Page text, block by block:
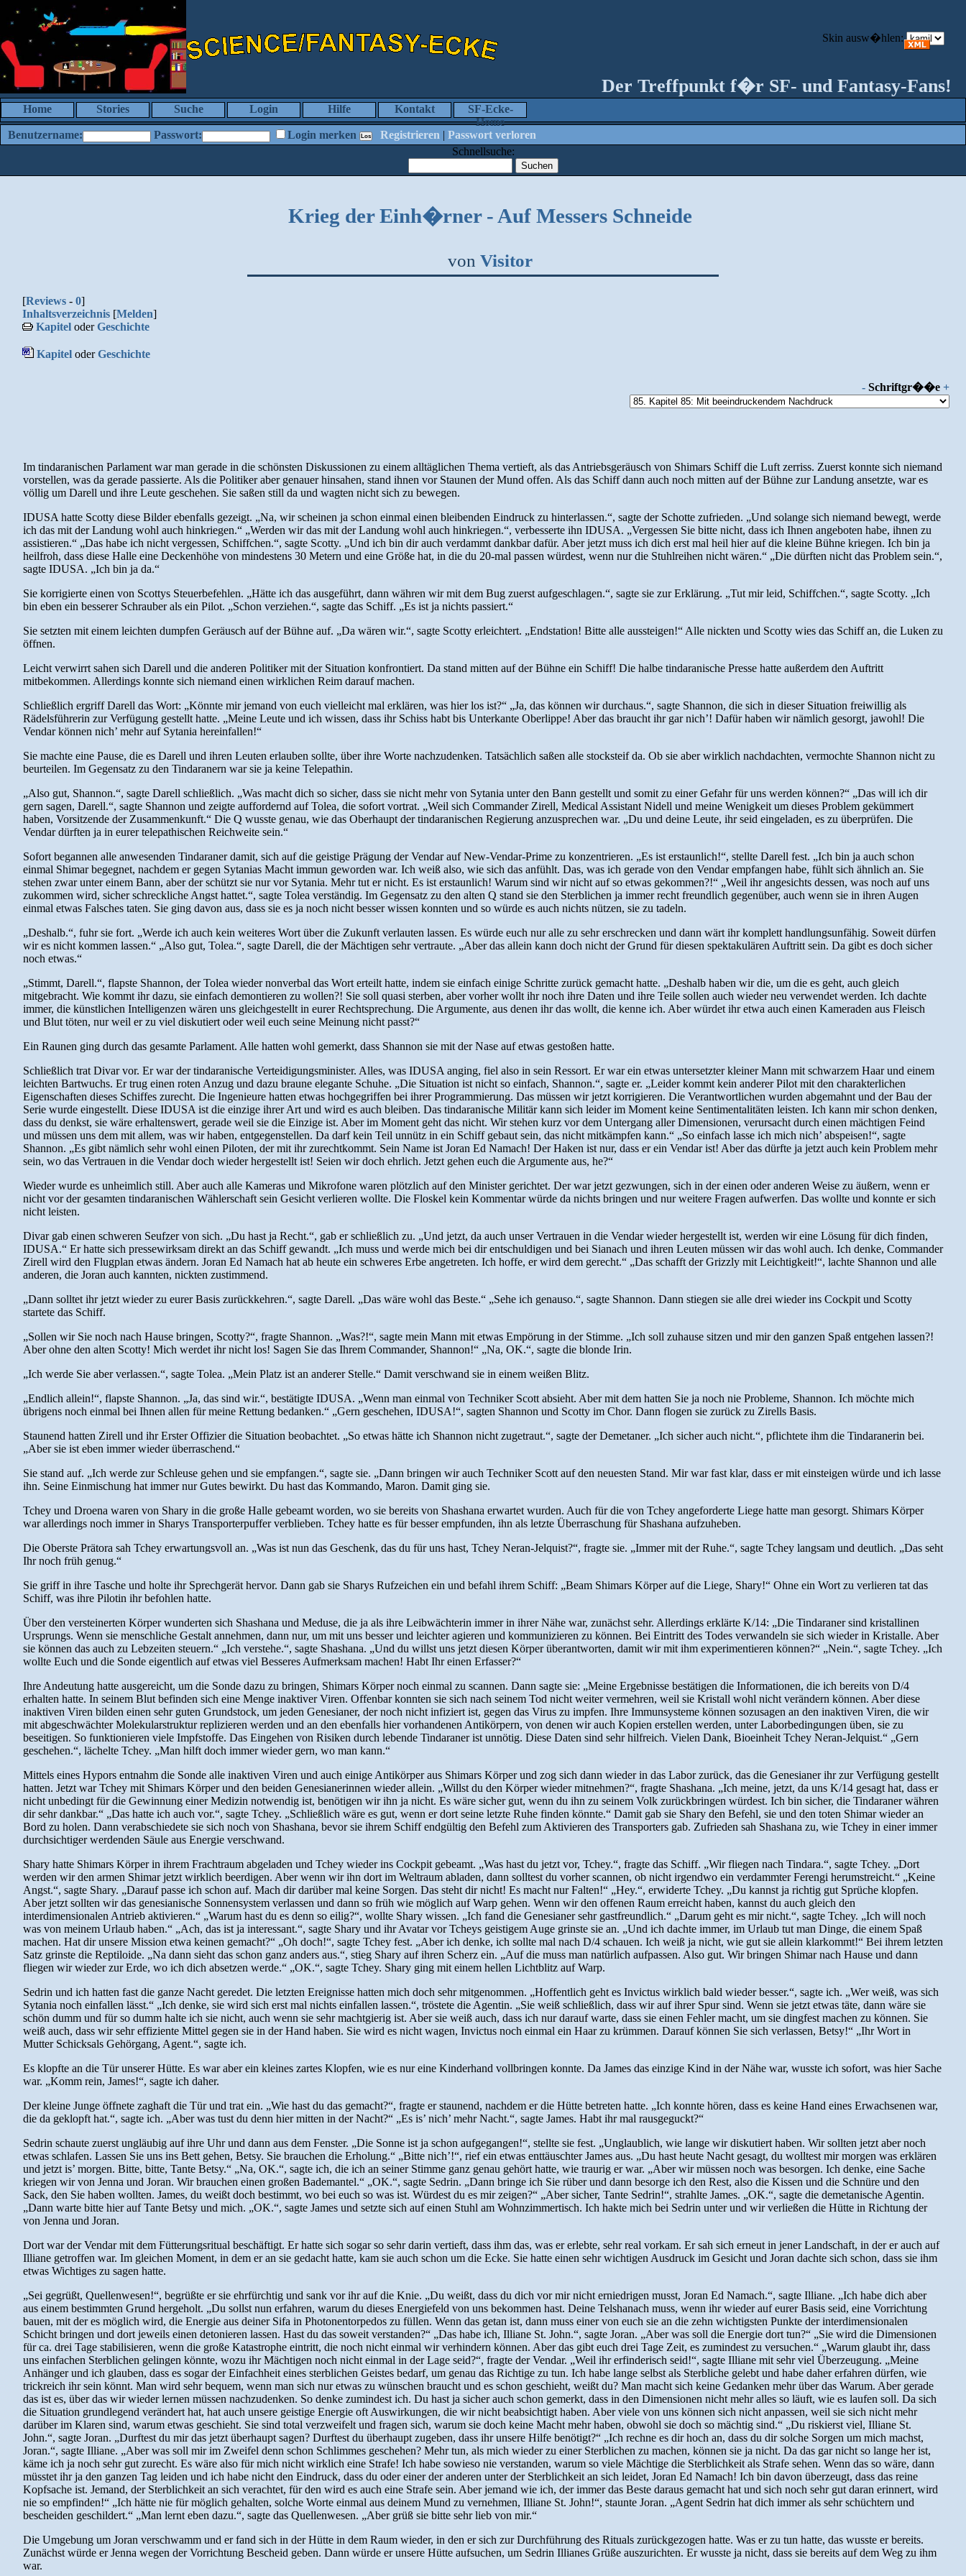
Der Treffpunkt f�r SF- und Fantasy-Fans!
Skin ausw�hlen:
Home Stories Suche Login Hilfe Kontakt
SF-Ecke-
Home
Benutzername:
Passwort: Login merken Registrieren |Passwort verloren
Schnellsuche:
Krieg der Einh�rner - Auf Messers Schneide
von Visitor
[Reviews - 0]
Inhaltsverzeichnis [Melden]
Kapitel oderGeschichte
Kapitel oderGeschichte
- Schriftgr��e +
Im tindaranischen Parlament war man gerade in die schönsten Diskussionen zu einem alltäglichen Thema vertieft, als das Antriebsgeräusch von Shimars Schiff die Luft zerriss. Zuerst konnte sich niemand
vorstellen, was da gerade passierte. Als die Politiker aber genauer hinsahen, stand ihnen vor Staunen der Mund offen. Als das Schiff dann auch noch mitten auf der Bühne zur Landung ansetzte, war es
völlig um Darell und ihre Leute geschehen. Sie saßen still da und wagten nicht sich zu bewegen.
IDUSA hatte Scotty diese Bilder ebenfalls gezeigt. „Na, wir scheinen ja schon einmal einen bleibenden Eindruck zu hinterlassen.“, sagte der Schotte zufrieden. „Und solange sich niemand bewegt, werde
ich das mit der Landung wohl auch hinkriegen.“ „Werden wir das mit der Landung wohl auch hinkriegen.“, verbesserte ihn IDUSA. „Vergessen Sie bitte nicht, dass ich Ihnen angeboten habe, ihnen zu
assistieren.“ „Das habe ich nicht vergessen, Schiffchen.“, sagte Scotty. „Und ich bin dir auch verdammt dankbar dafür. Aber jetzt muss ich dich erst mal heil hier auf die kleine Bühne kriegen. Ich bin ja
heilfroh, dass diese Halle eine Deckenhöhe von mindestens 30 Metern und eine Größe hat, in die du 20-mal passen würdest, wenn nur die Stuhlreihen nicht wären.“ „Die dürften nicht das Problem sein.“,
sagte IDUSA. „Ich bin ja da.“
Sie korrigierte einen von Scottys Steuerbefehlen. „Hätte ich das ausgeführt, dann währen wir mit dem Bug zuerst aufgeschlagen.“, sagte sie zur Erklärung. „Tut mir leid, Schiffchen.“, sagte Scotty. „Ich
bin eben ein besserer Schrauber als ein Pilot. „Schon verziehen.“, sagte das Schiff. „Es ist ja nichts passiert.“
Sie setzten mit einem leichten dumpfen Geräusch auf der Bühne auf. „Da wären wir.“, sagte Scotty erleichtert. „Endstation! Bitte alle aussteigen!“ Alle nickten und Scotty wies das Schiff an, die Luken zu
öffnen.
Leicht verwirrt sahen sich Darell und die anderen Politiker mit der Situation konfrontiert. Da stand mitten auf der Bühne ein Schiff! Die halbe tindaranische Presse hatte außerdem den Auftritt
mitbekommen. Allerdings konnte sich niemand einen wirklichen Reim darauf machen.
Schließlich ergriff Darell das Wort: „Könnte mir jemand von euch vielleicht mal erklären, was hier los ist?“ „Ja, das können wir durchaus.“, sagte Shannon, die sich in dieser Situation freiwillig als
Rädelsführerin zur Verfügung gestellt hatte. „Meine Leute und ich wissen, dass ihr Schiss habt bis Unterkante Oberlippe! Aber das braucht ihr gar nich’! Dafür haben wir nämlich gesorgt, jawohl! Die
Vendar können nich’ mehr auf Sytania hereinfallen!“
Sie machte eine Pause, die es Darell und ihren Leuten erlauben sollte, über ihre Worte nachzudenken. Tatsächlich saßen alle stocksteif da. Ob sie aber wirklich nachdachten, vermochte Shannon nicht zu
beurteilen. Im Gegensatz zu den Tindaranern war sie ja keine Telepathin.
„Also gut, Shannon.“, sagte Darell schließlich. „Was macht dich so sicher, dass sie nicht mehr von Sytania unter den Bann gestellt und somit zu einer Gefahr für uns werden können?“ „Das will ich dir
gern sagen, Darell.“, sagte Shannon und zeigte auffordernd auf Tolea, die sofort vortrat. „Weil sich Commander Zirell, Medical Assistant Nidell und meine Wenigkeit um dieses Problem gekümmert
haben, Vorsitzende der Zusammenkunft.“ Die Q wusste genau, wie das Oberhaupt der tindaranischen Regierung anzusprechen war. „Du und deine Leute, ihr seid eingeladen, es zu überprüfen. Die
Vendar dürften ja in eurer telepathischen Reichweite sein.“
Sofort begannen alle anwesenden Tindaraner damit, sich auf die geistige Prägung der Vendar auf New-Vendar-Prime zu konzentrieren. „Es ist erstaunlich!“, stellte Darell fest. „Ich bin ja auch schon
einmal Shimar begegnet, nachdem er gegen Sytanias Macht immun geworden war. Ich weiß also, wie sich das anfühlt. Das, was ich gerade von den Vendar empfangen habe, fühlt sich ähnlich an. Sie
stehen zwar unter einem Bann, aber der schützt sie nur vor Sytania. Mehr tut er nicht. Es ist erstaunlich! Warum sind wir nicht auf so etwas gekommen?!“ „Weil ihr angesichts dessen, was noch auf uns
zukommen wird, sicher schreckliche Angst hattet.“, sagte Tolea verständig. Im Gegensatz zu den alten Q stand sie den Sterblichen ja immer recht freundlich gegenüber, auch wenn sie in ihren Augen
einmal etwas Falsches taten. Sie ging davon aus, dass sie es ja noch nicht besser wissen konnten und so würde es auch nichts nützen, sie zu tadeln.
„Deshalb.“, fuhr sie fort. „Werde ich auch kein weiteres Wort über die Zukunft verlauten lassen. Es würde euch nur alle zu sehr erschrecken und dann wärt ihr komplett handlungsunfähig. Soweit dürfen
wir es nicht kommen lassen.“ „Also gut, Tolea.“, sagte Darell, die der Mächtigen sehr vertraute. „Aber das allein kann doch nicht der Grund für diesen spektakulären Auftritt sein. Da gibt es doch sicher
noch etwas.“
„Stimmt, Darell.“, flapste Shannon, der Tolea wieder nonverbal das Wort erteilt hatte, indem sie einfach einige Schritte zurück gemacht hatte. „Deshalb haben wir die, um die es geht, auch gleich
mitgebracht. Wie kommt ihr dazu, sie einfach demontieren zu wollen?! Sie soll quasi sterben, aber vorher wollt ihr noch ihre Daten und ihre Teile sollen auch wieder neu verwendet werden. Ich dachte
immer, die künstlichen Intelligenzen wären uns gleichgestellt in eurer Rechtsprechung. Die Argumente, aus denen ihr das wollt, die kenne ich. Aber würdet ihr etwa auch einen Kameraden aus Fleisch
und Blut töten, nur weil er zu viel diskutiert oder weil euch seine Meinung nicht passt?“
Ein Raunen ging durch das gesamte Parlament. Alle hatten wohl gemerkt, dass Shannon sie mit der Nase auf etwas gestoßen hatte.
Schließlich trat Divar vor. Er war der tindaranische Verteidigungsminister. Alles, was IDUSA anging, fiel also in sein Ressort. Er war ein etwas untersetzter kleiner Mann mit schwarzem Haar und einem
leichten Bartwuchs. Er trug einen roten Anzug und dazu braune elegante Schuhe. „Die Situation ist nicht so einfach, Shannon.“, sagte er. „Leider kommt kein anderer Pilot mit den charakterlichen
Eigenschaften dieses Schiffes zurecht. Die Ingenieure hatten etwas hochgegriffen bei ihrer Programmierung. Das müssen wir jetzt korrigieren. Die Verantwortlichen wurden abgemahnt und der Bau der
Serie wurde eingestellt. Diese IDUSA ist die einzige ihrer Art und wird es auch bleiben. Das tindaranische Militär kann sich leider im Moment keine Sentimentalitäten leisten. Ich kann mir schon denken,
dass du denkst, sie wäre erhaltenswert, gerade weil sie die Einzige ist. Aber im Moment geht das nicht. Wir stehen kurz vor dem Untergang aller Dimensionen, verursacht durch einen mächtigen Feind
und müssen uns dem mit allem, was wir haben, entgegenstellen. Da darf kein Teil unnütz in ein Schiff gebaut sein, das nicht mitkämpfen kann.“ „So einfach lasse ich mich nich’ abspeisen!“, sagte
Shannon. „Es gibt nämlich sehr wohl einen Piloten, der mit ihr zurechtkommt. Sein Name ist Joran Ed Namach! Der Haken ist nur, dass er ein Vendar ist! Aber das dürfte ja jetzt auch kein Problem mehr
sein, wo das Vertrauen in die Vendar doch wieder hergestellt ist! Seien wir doch ehrlich. Jetzt gehen euch die Argumente aus, he?“
Wieder wurde es unheimlich still. Aber auch alle Kameras und Mikrofone waren plötzlich auf den Minister gerichtet. Der war jetzt gezwungen, sich in der einen oder anderen Weise zu äußern, wenn er
nicht vor der gesamten tindaranischen Wählerschaft sein Gesicht verlieren wollte. Die Floskel kein Kommentar würde da nichts bringen und nur weitere Fragen aufwerfen. Das wollte und konnte er sich
nicht leisten.
Divar gab einen schweren Seufzer von sich. „Du hast ja Recht.“, gab er schließlich zu. „Und jetzt, da auch unser Vertrauen in die Vendar wieder hergestellt ist, werden wir eine Lösung für dich finden,
IDUSA.“ Er hatte sich pressewirksam direkt an das Schiff gewandt. „Ich muss und werde mich bei dir entschuldigen und bei Sianach und ihren Leuten müssen wir das wohl auch. Ich denke, Commander
Zirell wird den Flugplan etwas ändern. Joran Ed Namach hat ab heute ein schweres Erbe angetreten. Ich hoffe, er wird dem gerecht.“ „Das schafft der Grizzly mit Leichtigkeit!“, lachte Shannon und alle
anderen, die Joran auch kannten, nickten zustimmend.
„Dann solltet ihr jetzt wieder zu eurer Basis zurückkehren.“, sagte Darell. „Das wäre wohl das Beste.“ „Sehe ich genauso.“, sagte Shannon. Dann stiegen sie alle drei wieder ins Cockpit und Scotty
startete das Schiff.
„Sollen wir Sie noch nach Hause bringen, Scotty?“, fragte Shannon. „Was?!“, sagte mein Mann mit etwas Empörung in der Stimme. „Ich soll zuhause sitzen und mir den ganzen Spaß entgehen lassen?!
Aber ohne den alten Scotty! Mich werdet ihr nicht los! Sagen Sie das Ihrem Commander, Shannon!“ „Na, OK.“, sagte die blonde Irin.
„Ich werde Sie aber verlassen.“, sagte Tolea. „Mein Platz ist an anderer Stelle.“ Damit verschwand sie in einem weißen Blitz.
„Endlich allein!“, flapste Shannon. „Ja, das sind wir.“, bestätigte IDUSA. „Wenn man einmal von Techniker Scott absieht. Aber mit dem hatten Sie ja noch nie Probleme, Shannon. Ich möchte mich
übrigens noch einmal bei Ihnen allen für meine Rettung bedanken.“ „Gern geschehen, IDUSA!“, sagten Shannon und Scotty im Chor. Dann flogen sie zurück zu Zirells Basis.
Staunend hatten Zirell und ihr Erster Offizier die Situation beobachtet. „So etwas hätte ich Shannon nicht zugetraut.“, sagte der Demetaner. „Ich sicher auch nicht.“, pflichtete ihm die Tindaranerin bei.
„Aber sie ist eben immer wieder überraschend.“
Sie stand auf. „Ich werde zur Schleuse gehen und sie empfangen.“, sagte sie. „Dann bringen wir auch Techniker Scott auf den neuesten Stand. Mir war fast klar, dass er mit einsteigen würde und ich lasse
ihn. Seine Einmischung hat immer nur Gutes bewirkt. Du hast das Kommando, Maron. Damit ging sie.
Tchey und Droena waren von Shary in die große Halle gebeamt worden, wo sie bereits von Shashana erwartet wurden. Auch für die von Tchey angeforderte Liege hatte man gesorgt. Shimars Körper
war allerdings noch immer in Sharys Transporterpuffer verblieben. Tchey hatte es für besser empfunden, ihn als letzte Überraschung für Shashana aufzuheben.
Die Oberste Prätora sah Tchey erwartungsvoll an. „Was ist nun das Geschenk, das du für uns hast, Tchey Neran-Jelquist?“, fragte sie. „Immer mit der Ruhe.“, sagte Tchey langsam und deutlich. „Das seht
Ihr noch früh genug.“
Sie griff in ihre Tasche und holte ihr Sprechgerät hervor. Dann gab sie Sharys Rufzeichen ein und befahl ihrem Schiff: „Beam Shimars Körper auf die Liege, Shary!“ Ohne ein Wort zu verlieren tat das
Schiff, was ihre Pilotin ihr befohlen hatte.
Über den versteinerten Körper wunderten sich Shashana und Meduse, die ja als ihre Leibwächterin immer in ihrer Nähe war, zunächst sehr. Allerdings erklärte K/14: „Die Tindaraner sind kristallinen
Ursprungs. Wenn sie menschliche Gestalt annehmen, dann nur, um mit uns besser und leichter agieren und kommunizieren zu können. Bei Eintritt des Todes verwandeln sie sich wieder in Kristalle. Aber
sie können das auch zu Lebzeiten steuern.“ „Ich verstehe.“, sagte Shashana. „Und du willst uns jetzt diesen Körper überantworten, damit wir mit ihm experimentieren können?“ „Nein.“, sagte Tchey. „Ich
wollte Euch und die Sonde eigentlich auf etwas viel Besseres Aufmerksam machen! Habt Ihr einen Erfasser?“
Ihre Andeutung hatte ausgereicht, um die Sonde dazu zu bringen, Shimars Körper noch einmal zu scannen. Dann sagte sie: „Meine Ergebnisse bestätigen die Informationen, die ich bereits von D/4
erhalten hatte. In seinem Blut befinden sich eine Menge inaktiver Viren. Offenbar konnten sie sich nach seinem Tod nicht weiter vermehren, weil sie Kristall wohl nicht verändern können. Aber diese
inaktiven Viren bilden einen sehr guten Grundstock, um jeden Genesianer, der noch nicht infiziert ist, gegen das Virus zu impfen. Ihre Immunsysteme können sozusagen an den inaktiven Viren, die wir
mit abgeschwächter Molekularstruktur replizieren werden und an den ebenfalls hier vorhandenen Antikörpern, von denen wir auch Kopien erstellen werden, unter Laborbedingungen üben, sie zu
beseitigen. So funktionieren viele Impfstoffe. Das Eingehen von Risiken durch lebende Tindaraner ist unnötig. Diese Daten sind sehr hilfreich. Vielen Dank, Bioeinheit Tchey Neran-Jelquist.“ „Gern
geschehen.“, lächelte Tchey. „Man hilft doch immer wieder gern, wo man kann.“
Mittels eines Hypors entnahm die Sonde alle inaktiven Viren und auch einige Antikörper aus Shimars Körper und zog sich dann wieder in das Labor zurück, das die Genesianer ihr zur Verfügung gestellt
hatten. Jetzt war Tchey mit Shimars Körper und den beiden Genesianerinnen wieder allein. „Willst du den Körper wieder mitnehmen?“, fragte Shashana. „Ich meine, jetzt, da uns K/14 gesagt hat, dass er
nicht unbedingt für die Gewinnung einer Medizin notwendig ist, benötigen wir ihn ja nicht. Es wäre sicher gut, wenn du ihn zu seinem Volk zurückbringen würdest. Ich bin sicher, die Tindaraner währen
dir sehr dankbar.“ „Das hatte ich auch vor.“, sagte Tchey. „Schließlich wäre es gut, wenn er dort seine letzte Ruhe finden könnte.“ Damit gab sie Shary den Befehl, sie und den toten Shimar wieder an
Bord zu holen. Dann verabschiedete sie sich noch von Shashana, bevor sie ihrem Schiff endgültig den Befehl zum Aktivieren des Transporters gab. Zufrieden sah Shashana zu, wie Tchey in einer immer
durchsichtiger werdenden Säule aus Energie verschwand.
Shary hatte Shimars Körper in ihrem Frachtraum abgeladen und Tchey wieder ins Cockpit gebeamt. „Was hast du jetzt vor, Tchey.“, fragte das Schiff. „Wir fliegen nach Tindara.“, sagte Tchey. „Dort
werden wir den armen Shimar jetzt wirklich beerdigen. Aber wenn wir ihn dort im Weltraum abladen, dann solltest du vorher scannen, ob nicht irgendwo ein verdammter Ferengi herumstreicht.“ „Keine
Angst.“, sagte Shary. „Darauf passe ich schon auf. Mach dir darüber mal keine Sorgen. Das steht dir nicht! Es macht nur Falten!“ „Hey.“, erwiderte Tchey. „Du kannst ja richtig gut Sprüche klopfen.
Aber jetzt sollten wir das genesianische Sonnensystem verlassen und dann so früh wie möglich auf Warp gehen. Wenn wir den offenen Raum erreicht haben, kannst du auch gleich den
interdimensionalen Antrieb aktivieren.“ „Warum hast du es denn so eilig?“, wollte Shary wissen. „Ich fand die Genesianer sehr gastfreundlich.“ „Darum geht es mir nicht.“, sagte Tchey. „Ich will noch
was von meinem Urlaub haben.“ „Ach, das ist ja interessant.“, sagte Shary und ihr Avatar vor Tcheys geistigem Auge grinste sie an. „Und ich dachte immer, im Urlaub tut man Dinge, die einem Spaß
machen. Hat dir unsere Mission etwa keinen gemacht?“ „Oh doch!“, sagte Tchey fest. „Aber ich denke, ich sollte mal nach D/4 schauen. Ich weiß ja nicht, wie gut sie allein klarkommt!“ Bei ihrem letzten
Satz grinste die Reptiloide. „Na dann sieht das schon ganz anders aus.“, stieg Shary auf ihren Scherz ein. „Auf die muss man natürlich aufpassen. Also gut. Wir bringen Shimar nach Hause und dann
fliegen wir wieder zur Erde, wo ich dich absetzen werde.“ „OK.“, sagte Tchey. Shary ging mit einem hellen Lichtblitz auf Warp.
Sedrin und ich hatten fast die ganze Nacht geredet. Die letzten Ereignisse hatten mich doch sehr mitgenommen. „Hoffentlich geht es Invictus wirklich bald wieder besser.“, sagte ich. „Wer weiß, was sich
Sytania noch einfallen lässt.“ „Ich denke, sie wird sich erst mal nichts einfallen lassen.“, tröstete die Agentin. „Sie weiß schließlich, dass wir auf ihrer Spur sind. Wenn sie jetzt etwas täte, dann wäre sie
schön dumm und für so dumm halte ich sie nicht, auch wenn sie sehr machtgierig ist. Aber sie weiß auch, dass ich nur darauf warte, dass sie einen Fehler macht, um sie dingfest machen zu können. Sie
weiß auch, dass wir sehr effiziente Mittel gegen sie in der Hand haben. Sie wird es nicht wagen, Invictus noch einmal ein Haar zu krümmen. Darauf können Sie sich verlassen, Betsy!“ „Ihr Wort in
Mutter Schicksals Gehörgang, Agent.“, sagte ich.
Es klopfte an die Tür unserer Hütte. Es war aber ein kleines zartes Klopfen, wie es nur eine Kinderhand vollbringen konnte. Da James das einzige Kind in der Nähe war, wusste ich sofort, was hier Sache
war. „Komm rein, James!“, sagte ich daher.
Der kleine Junge öffnete zaghaft die Tür und trat ein. „Wie hast du das gemacht?“, fragte er staunend, nachdem er die Hütte betreten hatte. „Ich konnte hören, dass es keine Hand eines Erwachsenen war,
die da geklopft hat.“, sagte ich. „Aber was tust du denn hier mitten in der Nacht?“ „Es is’ nich’ mehr Nacht.“, sagte James. Habt ihr mal rausgeguckt?“
Sedrin schaute zuerst ungläubig auf ihre Uhr und dann aus dem Fenster. „Die Sonne ist ja schon aufgegangen!“, stellte sie fest. „Unglaublich, wie lange wir diskutiert haben. Wir sollten jetzt aber noch
etwas schlafen. Lassen Sie uns ins Bett gehen, Betsy. Sie brauchen die Erholung.“ „Bitte nich’!“, rief ein etwas enttäuschter James aus. „Du hast heute Nacht gesagt, du wolltest mir morgen was erklären
und jetzt is’ morgen. Bitte, bitte, Tante Betsy.“ „Na, OK.“, sagte ich, die ich an seiner Stimme ganz genau gehört hatte, wie traurig er war. „Aber wir müssen noch was besorgen. Ich denke, eine Sache
kriegen wir von Jenna und Joran. Wir brauchen einen großen Bademantel.“ „OK.“, sagte Sedrin. „Dann bringe ich Sie rüber und dann besorge ich den Rest, also die Kissen und die Schnüre und den
Sack, den Sie haben wollten. James, du weißt doch bestimmt, wo bei euch so was ist. Würdest du es mir zeigen?“ „Aber sicher, Tante Sedrin!“, strahlte James. „OK.“, sagte die demetanische Agentin.
„Dann warte bitte hier auf Tante Betsy und mich. „OK.“, sagte James und setzte sich auf einen Stuhl am Wohnzimmertisch. Ich hakte mich bei Sedrin unter und wir verließen die Hütte in Richtung der
von Jenna und Joran.
Dort war der Vendar mit dem Fütterungsritual beschäftigt. Er hatte sich sogar so sehr darin vertieft, dass ihm das, was er erlebte, sehr real vorkam. Er sah sich erneut in jener Landschaft, in der er auch auf
Illiane getroffen war. Im gleichen Moment, in dem er an sie gedacht hatte, kam sie auch schon um die Ecke. Sie hatte einen sehr wichtigen Ausdruck im Gesicht und Joran dachte sich schon, dass sie ihm
etwas Wichtiges zu sagen hatte.
„Sei gegrüßt, Quellenwesen!“, begrüßte er sie ehrfürchtig und sank vor ihr auf die Knie. „Du weißt, dass du dich vor mir nicht erniedrigen musst, Joran Ed Namach.“, sagte Illiane. „Ich habe dich aber
aus einem bestimmten Grund hergeholt. „Du sollst nun erfahren, warum du dieses Energiefeld von uns bekommen hast. Deine Telshanach muss, wenn ihr wieder auf eurer Basis seid, eine Vorrichtung
bauen, mit der es möglich wird, die Energie aus deiner Sifa in Photonentorpedos zu füllen. Wenn das getan ist, dann muss einer von euch sie an die zehn wichtigsten Punkte der interdimensionalen
Schicht bringen und dort jeweils einen detonieren lassen. Hast du das soweit verstanden?“ „Das habe ich, Illiane St. John.“, sagte Joran. „Aber was soll die Energie dort tun?“ „Sie wird die Dimensionen
für ca. drei Tage stabilisieren, wenn die große Katastrophe eintritt, die noch nicht einmal wir verhindern können. Aber das gibt euch drei Tage Zeit, es zumindest zu versuchen.“ „Warum glaubt ihr, dass
uns einfachen Sterblichen gelingen könnte, wozu ihr Mächtigen noch nicht einmal in der Lage seid?“, fragte der Vendar. „Weil ihr erfinderisch seid!“, sagte Illiane mit sehr viel Überzeugung. „Meine
Anhänger und ich glauben, dass es sogar der Einfachheit eines sterblichen Geistes bedarf, um genau das Richtige zu tun. Ich habe lange selbst als Sterbliche gelebt und habe daher erfahren dürfen, wie
trickreich ihr sein könnt. Man wird sehr bequem, wenn man sich nur etwas zu wünschen braucht und es schon geschieht, weißt du? Man macht sich keine Gedanken mehr über das Warum. Aber gerade
das ist es, über das wir wieder lernen müssen nachzudenken. So denke zumindest ich. Du hast ja sicher auch schon gemerkt, dass in den Dimensionen nicht mehr alles so läuft, wie es laufen soll. Da sich
die Situation grundlegend verändert hat, hat auch unsere geistige Energie oft Auswirkungen, die wir nicht beabsichtigt haben. Aber viele von uns können sich nicht anpassen, weil sie sich nicht mehr
darüber im Klaren sind, warum etwas geschieht. Sie sind total verzweifelt und fragen sich, warum sie doch keine Macht mehr haben, obwohl sie doch so mächtig sind.“ „Du riskierst viel, Illiane St.
John.“, sagte Joran. „Durftest du mir das jetzt überhaupt sagen? Durftest du überhaupt zugeben, dass ihr unsere Hilfe benötigt?“ „Ich rechne es dir hoch an, dass du dir solche Sorgen um mich machst,
Joran.“, sagte Illiane. „Aber was soll mir im Zweifel denn schon Schlimmes geschehen? Mehr tun, als mich wieder zu einer Sterblichen zu machen, können sie ja nicht. Da das gar nicht so lange her ist,
käme ich ja noch sehr gut zurecht. Es wäre also für mich nicht wirklich eine Strafe! Ich habe sowieso nie verstanden, warum so viele Mächtige die Sterblichkeit als Strafe sehen. Wenn das so wäre, dann
müsstet ihr ja den ganzen Tag leiden und ich habe nicht den Eindruck, dass du oder einer der anderen unter der Sterblichkeit an sich leidet, Joran Ed Namach! Ich bin davon überzeugt, dass das reine
Kopfsache ist. Jemand, der Sterblichkeit an sich verachtet, für den wird es auch eine Strafe sein. Aber jemand wie ich, der immer das Beste daraus gemacht hat und sich noch sehr gut daran erinnert, wird
nie so empfinden!“ „Ich hätte nie für möglich gehalten, solche Worte einmal aus deinem Mund zu vernehmen, Illiane St. John!“, staunte Joran. „Agent Sedrin hat dich immer als sehr schüchtern und
bescheiden geschildert.“ „Man lernt eben dazu.“, sagte das Quellenwesen. „Aber grüß sie bitte sehr lieb von mir.“
Die Umgebung um Joran verschwamm und er fand sich in der Hütte in dem Raum wieder, in den er sich zur Durchführung des Rituals zurückgezogen hatte. Was er zu tun hatte, das wusste er bereits.
Zunächst würde er Jenna wegen der Vorrichtung Bescheid geben. Dann würde er unsere Hütte aufsuchen, um Sedrin Illianes Grüße auszurichten. Er wusste ja nicht, dass sie bereits auf dem Weg zu ihm
war.